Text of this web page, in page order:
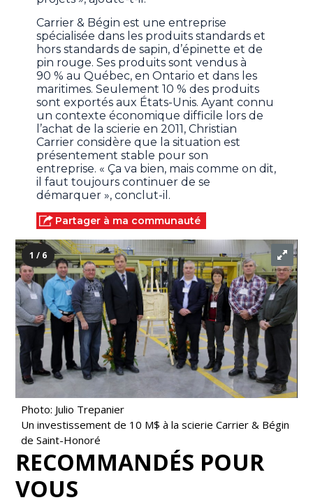
Carrier & Bégin est une entreprise
spécialisée dans les produits standards et
hors standards de sapin, d’épinette et de
pin rouge. Ses produits sont vendus à
90 % au Québec, en Ontario et dans les
maritimes. Seulement 10 % des produits
sont exportés aux États-Unis. Ayant connu
un contexte économique difficile lors de
l’achat de la scierie en 2011, Christian
Carrier considère que la situation est
présentement stable pour son
entreprise. « Ça va bien, mais comme on dit,
il faut toujours continuer de se
démarquer », conclut-il.
Partager à ma communauté
1 / 6
Photo: Julio Trepanier
Un investissement de 10 M$ à la scierie Carrier & Bégin
de Saint-Honoré
RECOMMANDÉS POUR
VOUS